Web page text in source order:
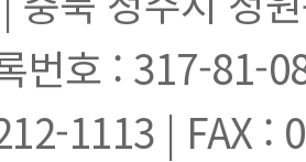
번호 : 317-81-
1113 | FAX :